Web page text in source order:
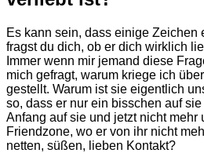
Es kann sein, dass einige Zeichen
fragst du dich, ob er dich wirklich
Immer wenn mir jemand diese
mich gefragt, warum kriege ich
gestellt. Warum ist sie eigentlich
so, dass er nur ein bisschen auf
Anfang auf sie und jetzt nicht mehr
Friendzone, wo er von ihr nicht
netten, süßen, lieben Kontakt?